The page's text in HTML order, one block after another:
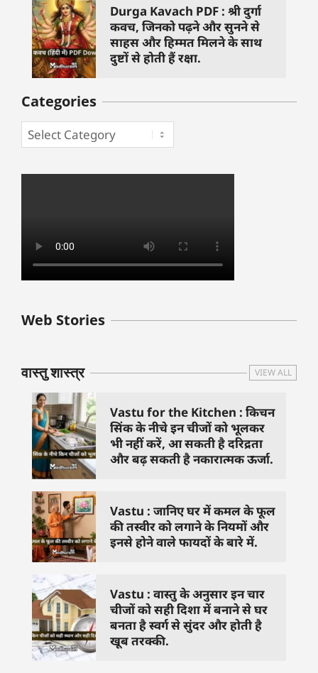
Durga Kavach PDF : श्री दुर्गा
कवच, जिनको पढ़ने और सुनने से
साहस और हिम्मत मिलने के साथ
दुष्टों से होती हैं रक्षा.
Categories
Web Stories
बुधवार के उपाय :
जिनसे हो गणेश जी
वास्तु शास्त्र VIEW ALL
Vastu for the Kitchen : किचन
सिंक के नीचे इन चीजों को भूलकर
भी नहीं करें, आ सकती है दरिद्रता
और बढ़ सकती है नकारात्मक ऊर्जा.
Vastu : जानिए घर में कमल के फूल
की तस्वीर को लगाने के नियमों और
इनसे होने वाले फायदों के बारे में.
Vastu : वास्तु के अनुसार इन चार
चीजों को सही दिशा में बनाने से घर
बनता है स्वर्ग से सुंदर और होती है
खूब तरक्की.